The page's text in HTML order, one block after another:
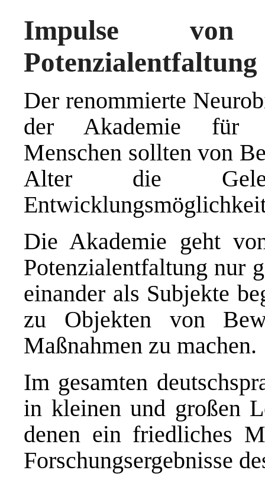
Impulse
Der renommierte
der Akademie für
Menschen sollten von
Alter die
Die Akademie geht
Potenzialentfaltung nur
einander als Subjekte
zu Objekten von
Maßnahmen zu machen.
Im gesamten
in kleinen und großen
denen ein friedliches
Forschungsergebnisse